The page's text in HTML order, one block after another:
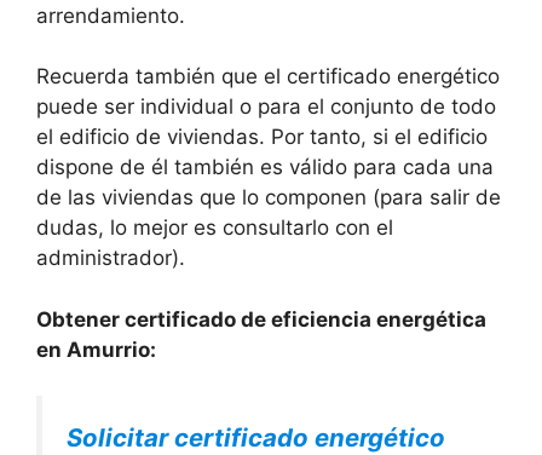
arrendamiento.
Recuerda también que el certificado energético
puede ser individual o para el conjunto de todo
el edificio de viviendas. Por tanto, si el edificio
dispone de él también es válido para cada una
de las viviendas que lo componen (para salir de
dudas, lo mejor es consultarlo con el
administrador).
Obtener certificado de eficiencia energética
en Amurrio:
Solicitar certificado energético